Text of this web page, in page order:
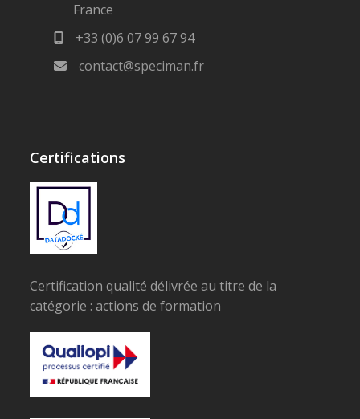
France
+33 (0)6 07 99 67 94
contact@speciman.fr
Certifications
Certification qualité délivrée au titre de la
catégorie : actions de formation